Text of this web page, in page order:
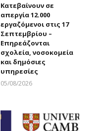
Κατεβαίνουν σε
απεργία 12.000
εργαζόμενοι στις 17
Σεπτεμβρίου –
Επηρεάζονται
σχολεία, νοσοκομεία
και δημόσιες
υπηρεσίες
05/08/2026